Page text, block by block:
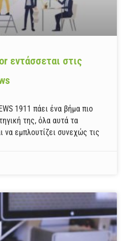
εντάσσεται στις
1911 πάει ένα βήμα πιο
της, όλα αυτά τα
να εμπλουτίζει συνεχώς τις